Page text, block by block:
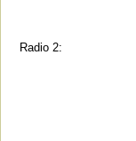
Radio 2: